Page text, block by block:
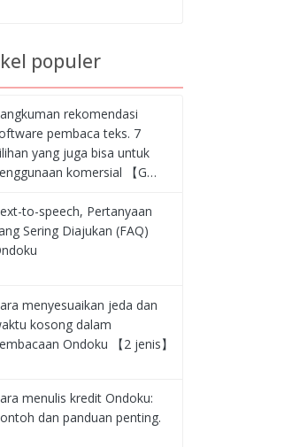
populer
rekomendasi
pembaca teks. 7
yang juga bisa untuk
komersial 【G…
to-speech, Pertanyaan
Sering Diajukan (FAQ)
menyesuaikan jeda dan
kosong dalam
Ondoku 【2 jenis】
menulis kredit Ondoku:
dan panduan penting.